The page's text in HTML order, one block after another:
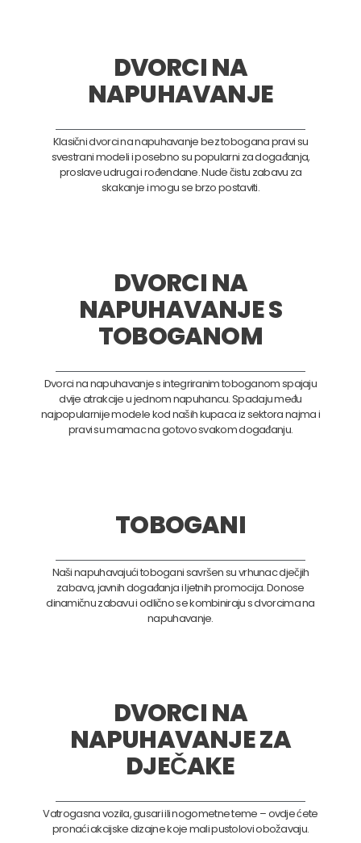
DVORCI NA
NAPUHAVANJE
Klasični dvorci na napuhavanje bez tobogana pravi su
svestrani modeli i posebno su popularni za događanja,
proslave udruga i rođendane. Nude čistu zabavu za
skakanje i mogu se brzo postaviti.
DVORCI NA
NAPUHAVANJE S
TOBOGANOM
Dvorci na napuhavanje s integriranim toboganom spajaju
dvije atrakcije u jednom napuhancu. Spadaju među
najpopularnije modele kod naših kupaca iz sektora najma i
pravi su mamac na gotovo svakom događanju.
TOBOGANI
Naši napuhavajući tobogani savršen su vrhunac dječjih
zabava, javnih događanja i ljetnih promocija. Donose
dinamičnu zabavu i odlično se kombiniraju s dvorcima na
napuhavanje.
DVORCI NA
NAPUHAVANJE ZA
DJEČAKE
Vatrogasna vozila, gusari ili nogometne teme – ovdje ćete
pronaći akcijske dizajne koje mali pustolovi obožavaju.